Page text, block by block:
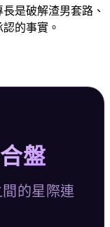
是破解渣男套路、
的事實。
盤
的星際連